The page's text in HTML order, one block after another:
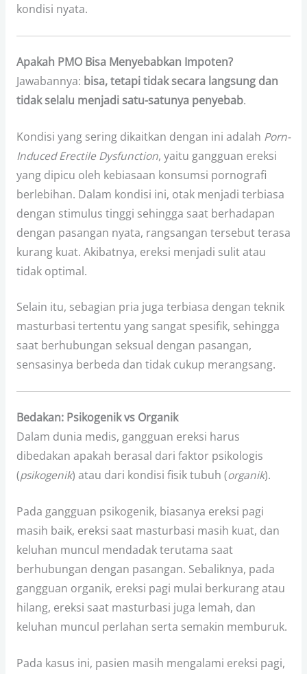
kondisi nyata.
Apakah PMO Bisa Menyebabkan Impoten?
Jawabannya: bisa, tetapi tidak secara langsung dan
tidak selalu menjadi satu-satunya penyebab.
Kondisi yang sering dikaitkan dengan ini adalah Porn-
Induced Erectile Dysfunction, yaitu gangguan ereksi
yang dipicu oleh kebiasaan konsumsi pornografi
berlebihan. Dalam kondisi ini, otak menjadi terbiasa
dengan stimulus tinggi sehingga saat berhadapan
dengan pasangan nyata, rangsangan tersebut terasa
kurang kuat. Akibatnya, ereksi menjadi sulit atau
tidak optimal.
Selain itu, sebagian pria juga terbiasa dengan teknik
masturbasi tertentu yang sangat spesifik, sehingga
saat berhubungan seksual dengan pasangan,
sensasinya berbeda dan tidak cukup merangsang.
Bedakan: Psikogenik vs Organik
Dalam dunia medis, gangguan ereksi harus
dibedakan apakah berasal dari faktor psikologis
(psikogenik) atau dari kondisi fisik tubuh (organik).
Pada gangguan psikogenik, biasanya ereksi pagi
masih baik, ereksi saat masturbasi masih kuat, dan
keluhan muncul mendadak terutama saat
berhubungan dengan pasangan. Sebaliknya, pada
gangguan organik, ereksi pagi mulai berkurang atau
hilang, ereksi saat masturbasi juga lemah, dan
keluhan muncul perlahan serta semakin memburuk.
Pada kasus ini, pasien masih mengalami ereksi pagi,